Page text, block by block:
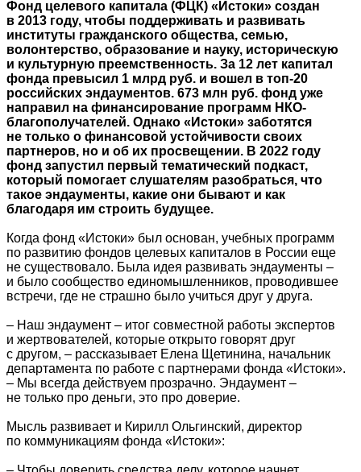
Фонд целевого капитала (ФЦК) «Истоки» создан
в 2013 году, чтобы поддерживать и развивать
институты гражданского общества, семью,
волонтерство, образование и науку, историческую
и культурную преемственность. За 12 лет капитал
фонда превысил 1 млрд руб. и вошел в топ-20
российских эндаументов. 673 млн руб. фонд уже
направил на финансирование программ НКО-
благополучателей. Однако «Истоки» заботятся
не только о финансовой устойчивости своих
партнеров, но и об их просвещении. В 2022 году
фонд запустил первый тематический подкаст,
который помогает слушателям разобраться, что
такое эндаументы, какие они бывают и как
благодаря им строить будущее.
Когда фонд «Истоки» был основан, учебных программ
по развитию фондов целевых капиталов в России еще
не существовало. Была идея развивать эндаументы –
и было сообщество единомышленников, проводившее
встречи, где не страшно было учиться друг у друга.
– Наш эндаумент – итог совместной работы экспертов
и жертвователей, которые открыто говорят друг
с другом, – рассказывает Елена Щетинина, начальник
департамента по работе с партнерами фонда «Истоки».
– Мы всегда действуем прозрачно. Эндаумент –
не только про деньги, это про доверие.
Мысль развивает и Кирилл Ольгинский, директор
по коммуникациям фонда «Истоки»: